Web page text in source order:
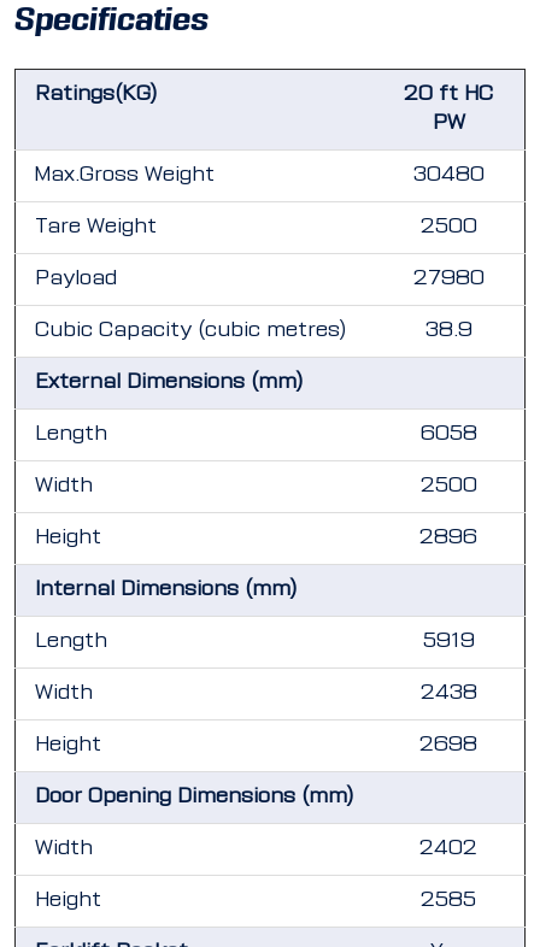
Specificaties
Ratings(KG)
20 ft HC
PW
Max.Gross Weight 30480
Tare Weight 2500
Payload 27980
Cubic Capacity (cubic metres) 38.9
External Dimensions (mm)
Length 6058
Width 2500
Height 2896
Internal Dimensions (mm)
Length 5919
Width 2438
Height 2698
Door Opening Dimensions (mm)
Width 2402
Height 2585